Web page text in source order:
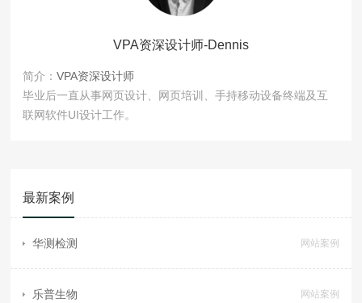
VPA资深设计师-Dennis
简介：VPA资深设计师
毕业后一直从事网页设计、网页培训、手持移动设备终端及互
联网软件UI设计工作。
最新案例
华测检测 网站案例
乐普生物 网站案例